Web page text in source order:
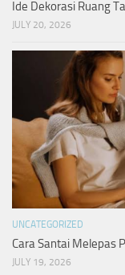
Ide Dekorasi Ruang
JULY 20, 2026
UNCATEGORIZED
Cara Santai Melepas
JULY 19, 2026